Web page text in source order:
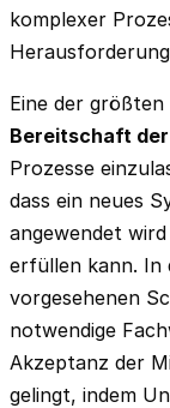
komplexer
Eine der
Bereitschaft
Prozesse
dass ein neues
angewendet
erfüllen kann. In
vorgesehenen
notwendige
Akzeptanz der
gelingt, indem